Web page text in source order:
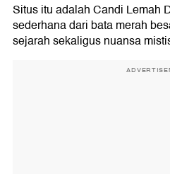
Situs itu adalah Candi Lemah
sederhana dari bata merah
sejarah sekaligus nuansa